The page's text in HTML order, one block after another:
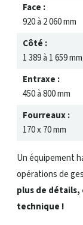
Face :
920 à 2 060 mm
Côté :
1 389 à 1 659 mm
Entraxe :
450 à 800 mm
Fourreaux :
170 x 70 mm
Un équipement
opérations de
plus de
technique !